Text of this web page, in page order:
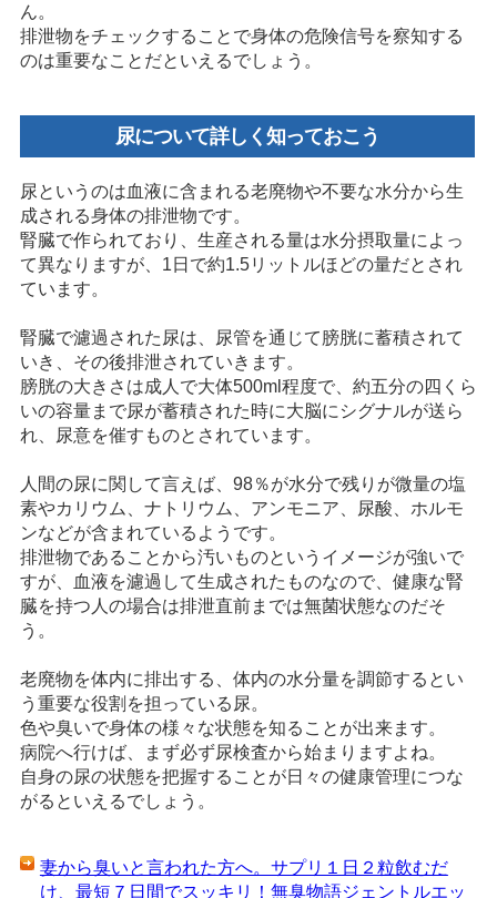
ん。
排泄物をチェックすることで身体の危険信号を察知する
のは重要なことだといえるでしょう。
尿について詳しく知っておこう
尿というのは血液に含まれる老廃物や不要な水分から生
成される身体の排泄物です。
腎臓で作られており、生産される量は水分摂取量によっ
て異なりますが、1日で約1.5リットルほどの量だとされ
ています。
腎臓で濾過された尿は、尿管を通じて膀胱に蓄積されて
いき、その後排泄されていきます。
膀胱の大きさは成人で大体500ml程度で、約五分の四くら
いの容量まで尿が蓄積された時に大脳にシグナルが送ら
れ、尿意を催すものとされています。
人間の尿に関して言えば、98％が水分で残りが微量の塩
素やカリウム、ナトリウム、アンモニア、尿酸、ホルモ
ンなどが含まれているようです。
排泄物であることから汚いものというイメージが強いで
すが、血液を濾過して生成されたものなので、健康な腎
臓を持つ人の場合は排泄直前までは無菌状態なのだそ
う。
老廃物を体内に排出する、体内の水分量を調節するとい
う重要な役割を担っている尿。
色や臭いで身体の様々な状態を知ることが出来ます。
病院へ行けば、まず必ず尿検査から始まりますよね。
自身の尿の状態を把握することが日々の健康管理につな
がるといえるでしょう。
妻から臭いと言われた方へ。サプリ１日２粒飲むだ
け、最短７日間でスッキリ！無臭物語ジェントルエッ